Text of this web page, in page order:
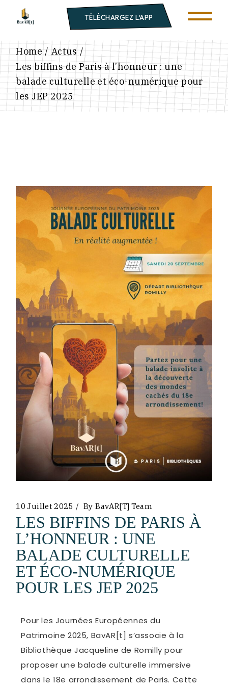
TÉLÉCHARGEZ L'APP
Home
Actus
Les biffins de Paris à l’honneur : une
balade culturelle et éco-numérique pour
les JEP 2025
10 Juillet 2025 By BavAR[t] Team
LES BIFFINS DE PARIS À
L’HONNEUR : UNE
BALADE CULTURELLE
ET ÉCO-NUMÉRIQUE
POUR LES JEP 2025
Pour les Journées Européennes du
Patrimoine 2025, BavAR[t] s’associe à la
Bibliothèque Jacqueline de Romilly pour
proposer une balade culturelle immersive
dans le 18e arrondissement de Paris. Cette